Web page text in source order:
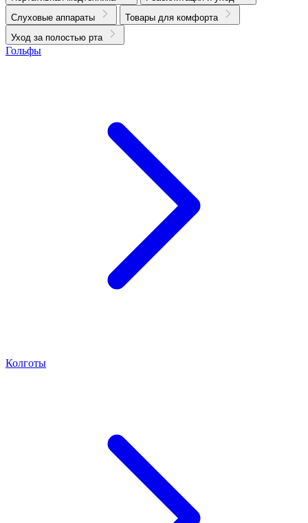
Слуховые аппараты
Товары для комфорта
Уход за полостью рта
Гольфы
Колготы